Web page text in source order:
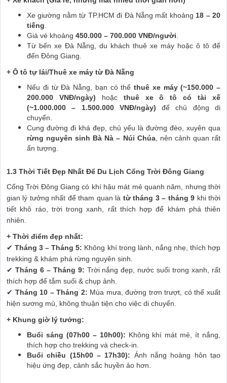
Xe giường nằm từ TP.HCM đi Đà Nẵng mất khoảng 18 – 20
tiếng
Giá vé khoảng 450.000 – 700.000 VNĐ/người
Từ bến xe Đà Nẵng, du khách thuê xe máy hoặc ô tô để
đến Đông Giang.
+ Ô tô tự lái/Thuê xe máy từ Đà Nẵng
Nếu đi từ Đà Nẵng, bạn có thể thuê xe máy (~150.000 –
200.000 VNĐ/ngày) hoặc thuê xe ô tô có tài xế
(~1.000.000 – 1.500.000 VNĐ/ngày) để chủ động di
chuyển.
Cung đường đi khá đẹp, chủ yếu là đường đèo, xuyên qua
rừng nguyên sinh Bà Nà – Núi Chúa, nên cảnh quan rất
ấn tượng.
1.3 Thời Tiết Đẹp Nhất Để Du Lịch Cổng Trời Đông Giang
Cổng Trời Đông Giang có khí hậu mát mẻ quanh năm, nhưng thời
gian lý tưởng nhất để tham quan là từ tháng 3 – tháng 9 khi thời
tiết khô ráo, trời trong xanh, rất thích hợp để khám phá thiên
nhiên.
+ Thời điểm đẹp nhất:
✔Tháng 3 – Tháng 5: Không khí trong lành, nắng nhẹ, thích hợp
trekking & khám phá rừng nguyên sinh.
✔ Tháng 6 – Tháng 9: Trời nắng đẹp, nước suối trong xanh, rất
thích hợp để tắm suối & chụp ảnh.
✔ Tháng 10 – Tháng 2: Mùa mưa, đường trơn trượt, có thể xuất
hiện sương mù, không thuận tiện cho việc di chuyển.
+ Khung giờ lý tưởng:
Buổi sáng (07h00 – 10h00): Không khí mát mẻ, ít nắng,
thích hợp cho trekking và check-in.
Buổi chiều (15h00 – 17h30): Ánh nắng hoàng hôn tạo
hiệu ứng đẹp, cảnh sắc huyền ảo hơn.